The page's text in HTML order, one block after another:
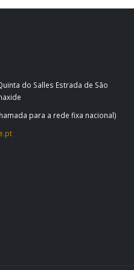
do Salles Estrada de São
para a rede fixa nacional)